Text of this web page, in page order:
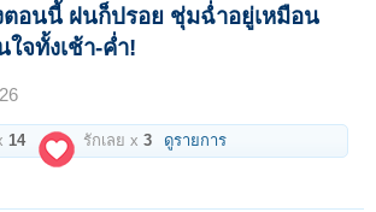
งตอนนี้ ฝนก็ปรอย ชุ่มฉ่ำอยู่เหมือน
ใจทั้งเช้า-ค่ำ!
14 รักเลย x3 ดูรายการ